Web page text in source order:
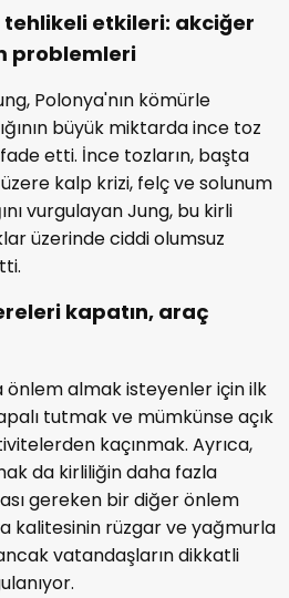
tehlikeli etkileri: akciğer
problemleri
Polonya'nın kömürle
büyük miktarda ince toz
ifade etti. İnce tozların, başta
kalp krizi, felç ve solunum
vurgulayan Jung, bu kirli
üzerinde ciddi olumsuz
kapatın, araç
önlem almak isteyenler için ilk
tutmak ve mümkünse açık
kaçınmak. Ayrıca,
da kirliliğin daha fazla
gereken bir diğer önlem
kalitesinin rüzgar ve yağmurla
vatandaşların dikkatli